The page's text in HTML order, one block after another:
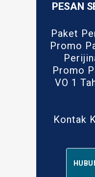
PESAN
Paket
Promo
Promo
VO 1
Kontak